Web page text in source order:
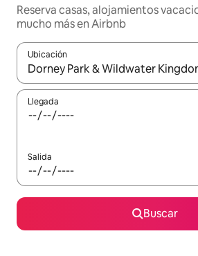
Reserva casas, alojamientos
mucho más en Airbnb
Ubicación
Cuando los resultados estén
Llegada
Salida
Buscar